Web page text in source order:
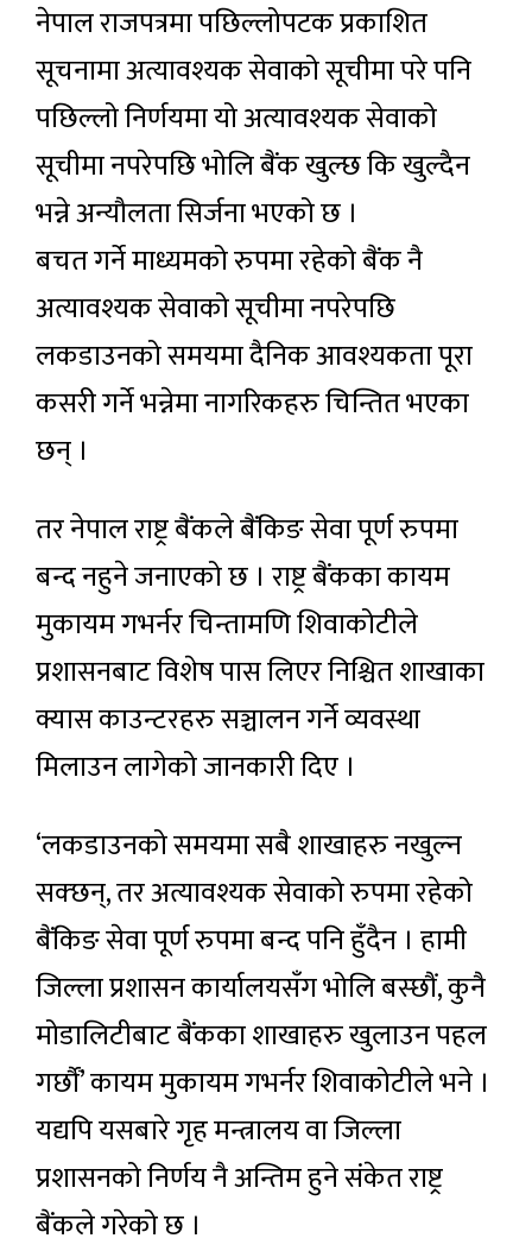
नेपाल राजपत्रमा पछिल्लोपटक प्रकाशित
सूचनामा अत्यावश्यक सेवाको सूचीमा परे पनि
पछिल्लो निर्णयमा यो अत्यावश्यक सेवाको
सूचीमा नपरेपछि भोलि बैंक खुल्छ कि खुल्दैन
भन्ने अन्यौलता सिर्जना भएको छ ।
बचत गर्ने माध्यमको रुपमा रहेको बैंक नै
अत्यावश्यक सेवाको सूचीमा नपरेपछि
लकडाउनको समयमा दैनिक आवश्यकता पूरा
कसरी गर्ने भन्नेमा नागरिकहरु चिन्तित भएका
छन् ।
तर नेपाल राष्ट्र बैंकले बैंकिङ सेवा पूर्ण रुपमा
बन्द नहुने जनाएको छ । राष्ट्र बैंकका कायम
मुकायम गभर्नर चिन्तामणि शिवाकोटीले
प्रशासनबाट विशेष पास लिएर निश्चित शाखाका
क्यास काउन्टरहरु सञ्चालन गर्ने व्यवस्था
मिलाउन लागेको जानकारी दिए ।
‘लकडाउनको समयमा सबै शाखाहरु नखुल्न
सक्छन्, तर अत्यावश्यक सेवाको रुपमा रहेको
बैंकिङ सेवा पूर्ण रुपमा बन्द पनि हुँदैन । हामी
जिल्ला प्रशासन कार्यालयसँग भोलि बस्छौं, कुनै
मोडालिटीबाट बैंकका शाखाहरु खुलाउन पहल
गर्छौं’ कायम मुकायम गभर्नर शिवाकोटीले भने ।
यद्यपि यसबारे गृह मन्त्रालय वा जिल्ला
प्रशासनको निर्णय नै अन्तिम हुने संकेत राष्ट्र
बैंकले गरेको छ ।